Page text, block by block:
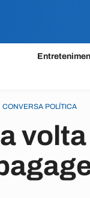
CONVERSA POLÍTICA